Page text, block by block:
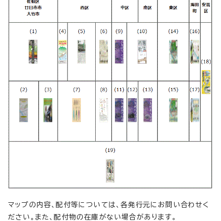
マップの内容、配付等については、各発行元にお問い合わせく
ださい。また、配付物の在庫がない場合があります。